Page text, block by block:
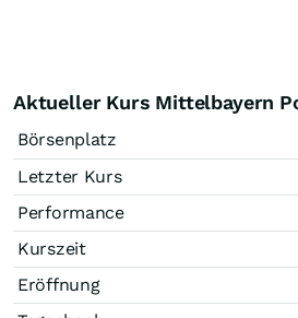
Aktueller Kurs Mittelbayern
Börsenplatz
Letzter Kurs
Performance
Kurszeit
Eröffnung